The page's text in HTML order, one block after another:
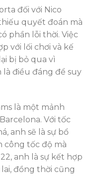
đối với Nico
quyết đoán mà
phần lỗi thời. Việc
với lối chơi và kế
bị bỏ qua vì
điều đáng để suy
là một mảnh
Với tốc
anh sẽ là sự bổ
công tốc độ mà
anh là sự kết hợp
đồng thời cũng